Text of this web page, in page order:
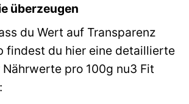
überzeugen
du Wert auf Transparenz
findest du hier eine detaillierte
pro 100g nu3 Fit